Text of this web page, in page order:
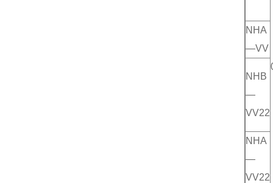
NHA
—VV
NHB
—
VV22
NHA
—
VV22